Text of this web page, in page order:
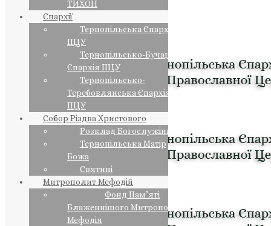
ТИХОН
Єпархії
Тернопільська Єпархія
ПЦУ
Тернопільсько-Бучацька
Єпархія ПЦУ
Тернопільсько-
Теребовлянська Єпархія
ПЦУ
Собор Різдва Христового
Розклад Богослужінь
Тернопільська Матір
Божа
Святині
Митрополит Мефодій
Фонд Пам’яті
Блаженнішого Митрополита
Мефодія